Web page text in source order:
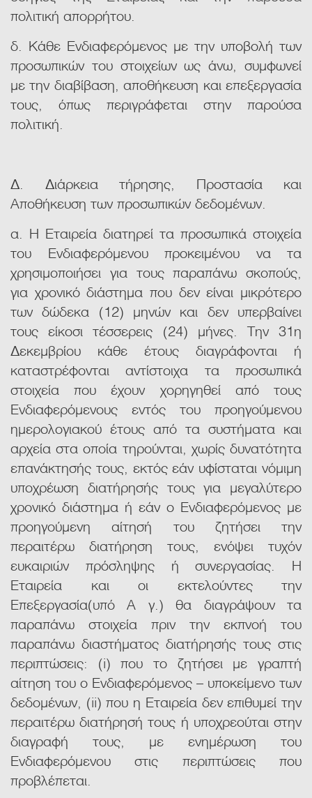
πολιτική απορρήτου.
δ. Κάθε Ενδιαφερόμενος με την υποβολή των
προσωπικών του στοιχείων ως άνω, συμφωνεί
με την διαβίβαση, αποθήκευση και επεξεργασία
τους, όπως περιγράφεται στην παρούσα
πολιτική.
Δ. Διάρκεια τήρησης, Προστασία και
Αποθήκευση των προσωπικών δεδομένων.
α. Η Εταιρεία διατηρεί τα προσωπικά στοιχεία
του Ενδιαφερόμενου προκειμένου να τα
χρησιμοποιήσει για τους παραπάνω σκοπούς,
για χρονικό διάστημα που δεν είναι μικρότερο
των δώδεκα (12) μηνών και δεν υπερβαίνει
τους είκοσι τέσσερεις (24) μήνες. Την 31η
Δεκεμβρίου κάθε έτους διαγράφονται ή
καταστρέφονται αντίστοιχα τα προσωπικά
στοιχεία που έχουν χορηγηθεί από τους
Ενδιαφερόμενους εντός του προηγούμενου
ημερολογιακού έτους από τα συστήματα και
αρχεία στα οποία τηρούνται, χωρίς δυνατότητα
επανάκτησής τους, εκτός εάν υφίσταται νόμιμη
υποχρέωση διατήρησής τους για μεγαλύτερο
χρονικό διάστημα ή εάν ο Ενδιαφερόμενος με
προηγούμενη αίτησή του ζητήσει την
περαιτέρω διατήρηση τους, ενόψει τυχόν
ευκαιριών πρόσληψης ή συνεργασίας. Η
Εταιρεία και οι εκτελούντες την
Επεξεργασία(υπό Α γ.) θα διαγράψουν τα
παραπάνω στοιχεία πριν την εκπνοή του
παραπάνω διαστήματος διατήρησής τους στις
περιπτώσεις: (i) που το ζητήσει με γραπτή
αίτηση του ο Ενδιαφερόμενος – υποκείμενο των
δεδομένων, (ii) που η Εταιρεία δεν επιθυμεί την
περαιτέρω διατήρησή τους ή υποχρεούται στην
διαγραφή τους, με ενημέρωση του
Ενδιαφερόμενου στις περιπτώσεις που
προβλέπεται.